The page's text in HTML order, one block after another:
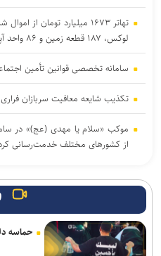
لوکس، ۱۸۷ قطعه زمین و ۸۶ واحد آپارتمان
سامانه تخصصی قوانین تأمین
تکذیب شایعه معافیت سربازان فراری
از کشورهای مختلف خدمت‌رسانی
شعله‌های آتش جان باختند
امروز پنجشنبه نبض ترافیک پایتخت
حماسه